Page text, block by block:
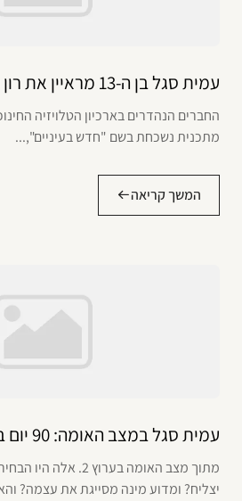
עמית סגל בן ה-13 מראיין את רון פונדק ז"ל
החברים הנהדרים בארכיון הטלויזיה
מתכנית נשכחת בשם "חדש בעיניים",...
המשך קריאה
עמית סגל במצב האומה: 90 יום בחירות ב-90 שניות
מתוך מצב האומה בערוץ
יצליח? ומדוע מינה מסייגת את עצמה?